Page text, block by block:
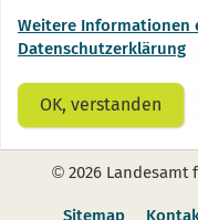
©2026 Landesamt
Sitemap
Weitere Informationen
Datenschutzerklärung
OK, verstanden